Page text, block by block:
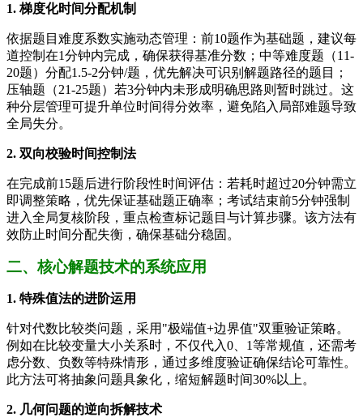
1. 梯度化时间分配机制
依据题目难度系数实施动态管理：前10题作为基础题，建议每
道控制在1分钟内完成，确保获得基准分数；中等难度题（11-
20题）分配1.5-2分钟/题，优先解决可识别解题路径的题目；
压轴题（21-25题）若3分钟内未形成明确思路则暂时跳过。这
种分层管理可提升单位时间得分效率，避免陷入局部难题导致
全局失分。
2. 双向校验时间控制法
在完成前15题后进行阶段性时间评估：若耗时超过20分钟需立
即调整策略，优先保证基础题正确率；考试结束前5分钟强制
进入全局复核阶段，重点检查标记题目与计算步骤。该方法有
效防止时间分配失衡，确保基础分稳固。
二、核心解题技术的系统应用
1. 特殊值法的进阶运用
针对代数比较类问题，采用"极端值+边界值"双重验证策略。
例如在比较变量大小关系时，不仅代入0、1等常规值，还需考
虑分数、负数等特殊情形，通过多维度验证确保结论可靠性。
此方法可将抽象问题具象化，缩短解题时间30%以上。
2. 几何问题的逆向拆解技术